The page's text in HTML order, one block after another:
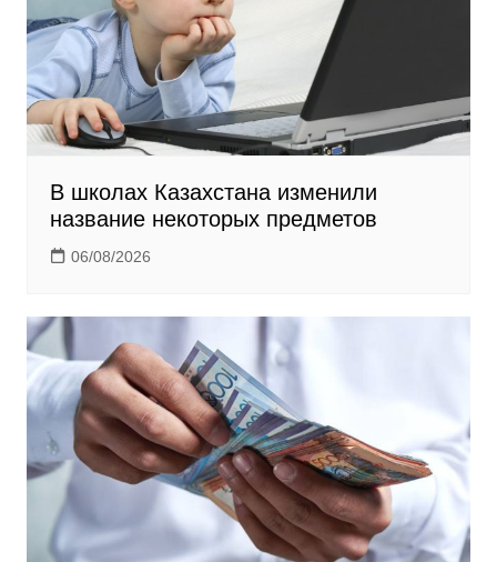
i
В школах Казахстана изменили
название некоторых предметов
06/08/2026